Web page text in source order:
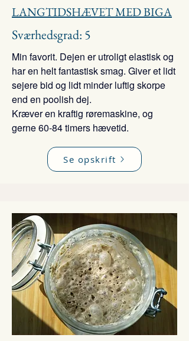
LANGTIDSHÆVET MED BIGA
Sværhedsgrad: 5
Min favorit. Dejen er utroligt elastisk og
har en helt fantastisk smag. Giver et lidt
sejere bid og lidt minder luftig skorpe
end en poolish dej.
Kræver en kraftig røremaskine, og
gerne 60-84 timers hævetid.
Se opskrift